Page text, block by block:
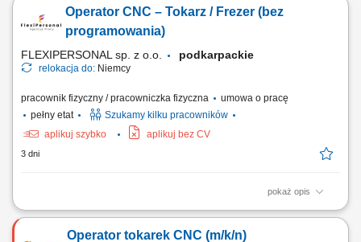
po końcowy montaż; Wykonywanie elementów stolarskich zgodnie z
rysunkiem technicznym; Obsługa nowoczesnych urządzeń i maszyn do
Operator CNC – Tokarz / Frezer (bez
programowania)
FLEXIPERSONAL sp. z o.o. podkarpackie
relokacja do: Niemcy
pracownik fizyczny / pracowniczka fizyczna
umowa o pracę
pełny etat
Szukamy kilku pracowników
aplikuj szybko
aplikuj bez CV
3 dni
pokaż opis
Twoje obowiązki: Obsługa maszyn CNC Uruchamianie gotowych
detali oraz półfabrykatów w obrabiarce Nadzorowanie przebiegu
Operator tokarek CNC (m/k/n)